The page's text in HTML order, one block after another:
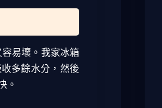
易壞。我家冰箱
多餘水分，然後
。